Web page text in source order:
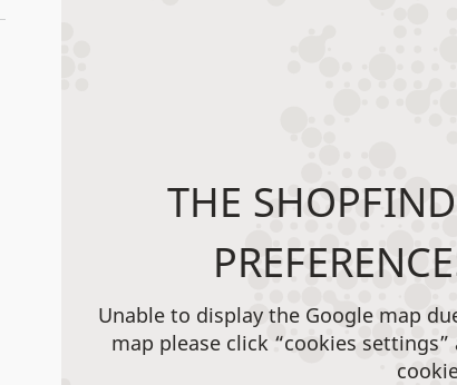
THE
Unable to display the Google map
map please click “cookies settings”